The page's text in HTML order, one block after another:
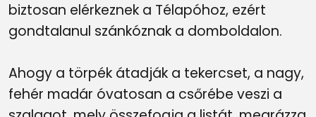
biztosan elérkeznek a Télapóhoz, ezért
gondtalanul szánkóznak a domboldalon.
Ahogy a törpék átadják a tekercset, a nagy,
fehér madár óvatosan a csőrébe veszi a